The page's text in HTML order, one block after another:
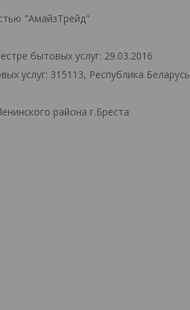
"АмайзТрейд"
бытовых услуг: 29.03.2016
услуг: 315113, Республика Беларусь
района г.Бреста